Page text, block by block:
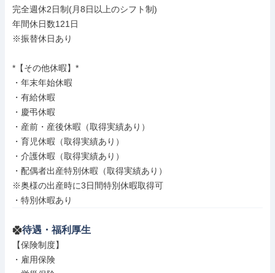
完全週休2日制(月8日以上のシフト制)
年間休日数121日
※振替休日あり
*【その他休暇】*
・年末年始休暇
・有給休暇
・慶弔休暇
・産前・産後休暇（取得実績あり）
・育児休暇（取得実績あり）
・介護休暇（取得実績あり）
・配偶者出産特別休暇（取得実績あり）
※奥様の出産時に3日間特別休暇取得可
・特別休暇あり
待遇・福利厚生
【保険制度】
・雇用保険